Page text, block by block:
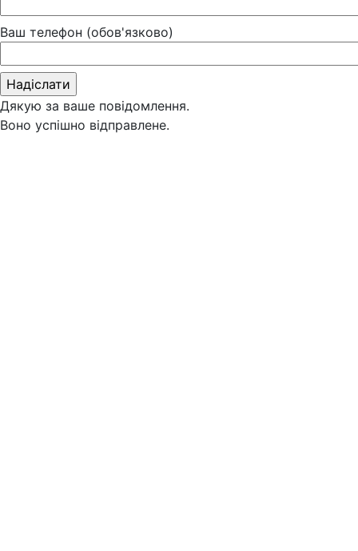
Ваш телефон (обов'язково)
Дякую за ваше повідомлення.
Воно успішно відправлене.